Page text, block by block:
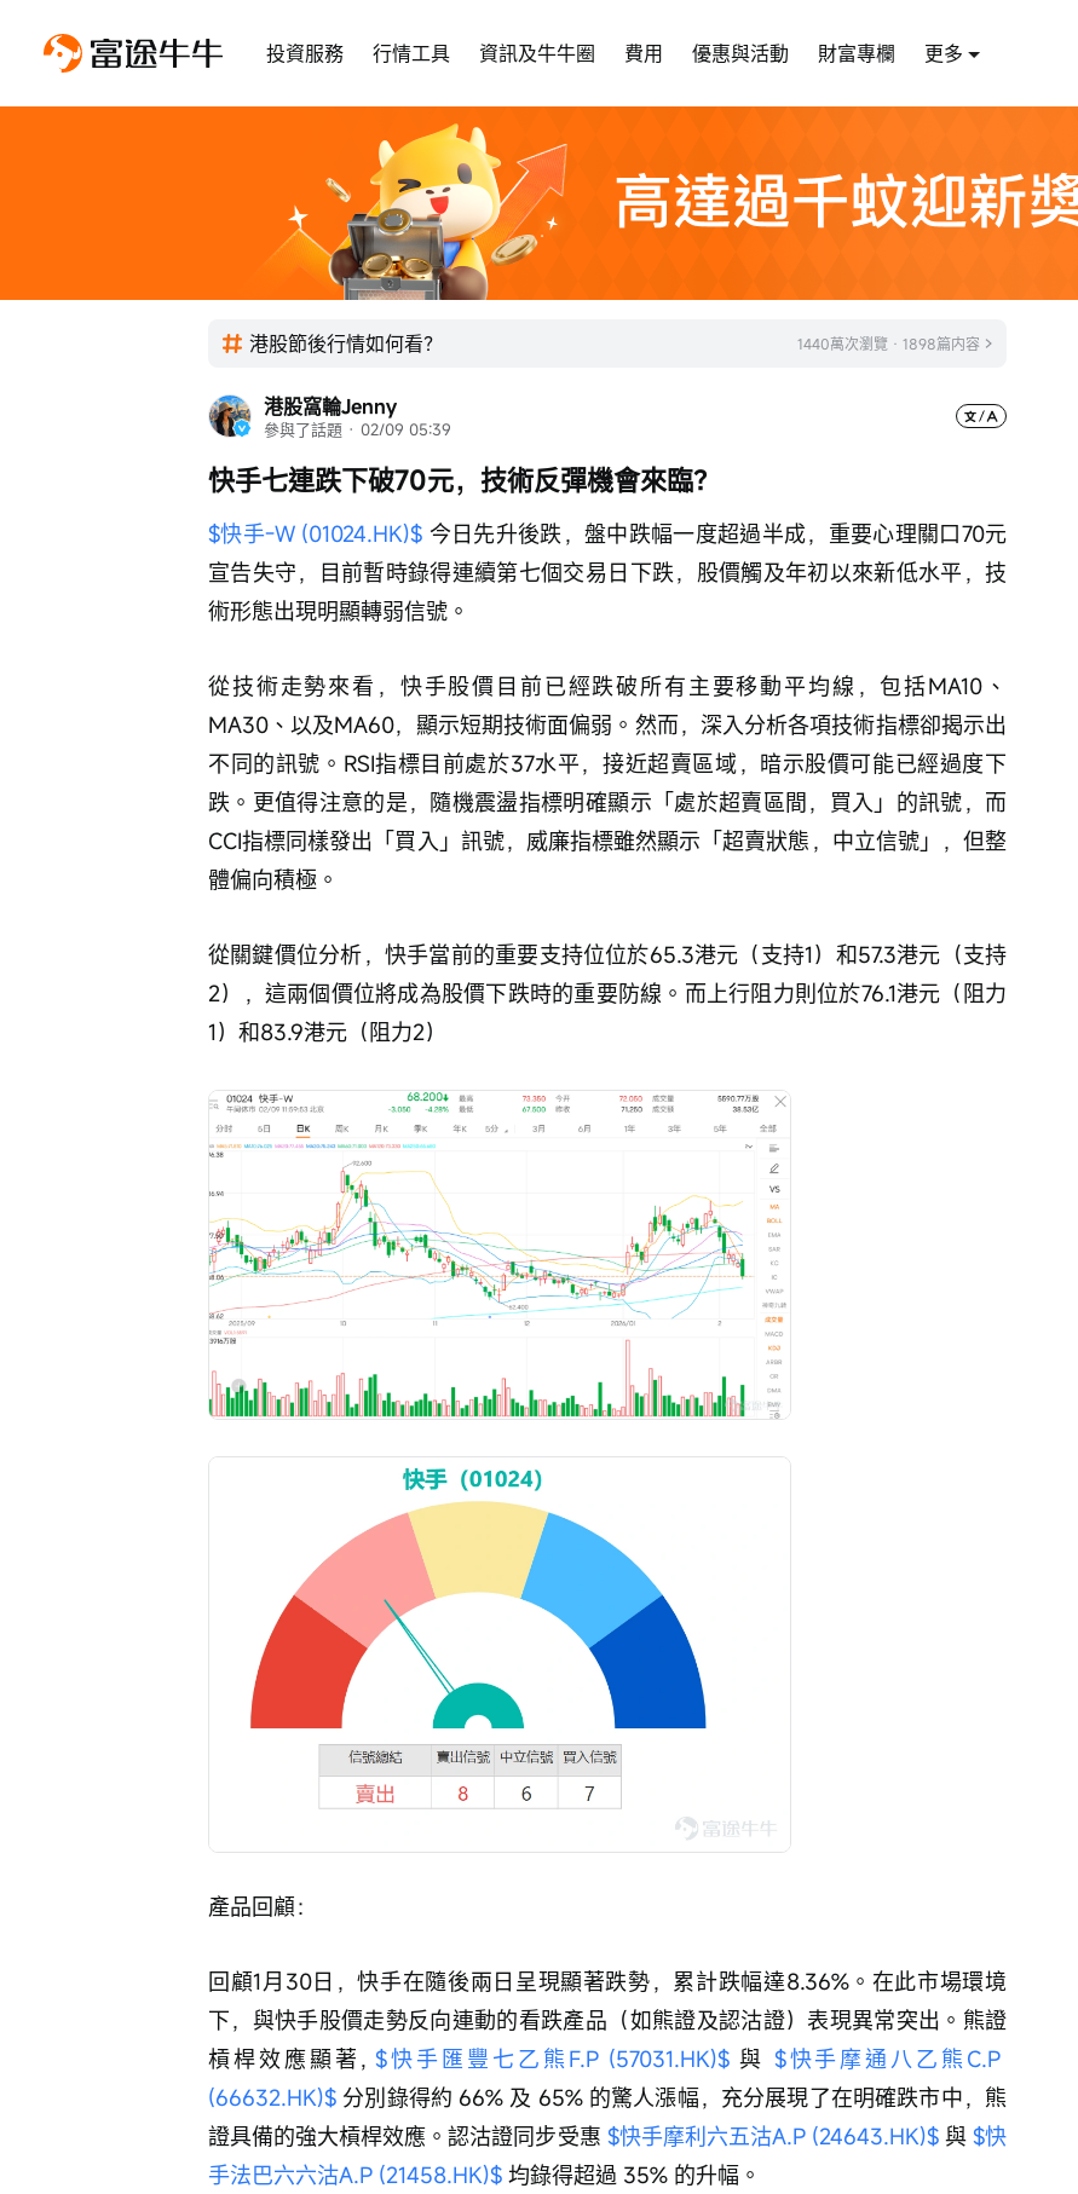
投資服務 行情工具 資訊及牛牛圈 費用 優惠與活動 財富專欄 更多
港股節後行情如何看？ 1440萬次瀏覽 · 1898篇内容
港股窩輪Jenny
參與了話題 · 02/09 05:39
快手七連跌下破70元，技術反彈機會來臨？
$快手-W (01024.HK)$ 今日先升後跌，盤中跌幅一度超過半成，重要心理關口70元
宣告失守，目前暫時錄得連續第七個交易日下跌，股價觸及年初以來新低水平，技
術形態出現明顯轉弱信號。
從技術走勢來看，快手股價目前已經跌破所有主要移動平均線，包括MA10、
MA30、以及MA60，顯示短期技術面偏弱。然而，深入分析各項技術指標卻揭示出
不同的訊號。RSI指標目前處於37水平，接近超賣區域，暗示股價可能已經過度下
跌。更值得注意的是，隨機震盪指標明確顯示「處於超賣區間，買入」的訊號，而
CCI指標同樣發出「買入」訊號，威廉指標雖然顯示「超賣狀態，中立信號」，但整
體偏向積極。
從關鍵價位分析，快手當前的重要支持位位於65.3港元（支持1）和57.3港元（支持
2），這兩個價位將成為股價下跌時的重要防線。而上行阻力則位於76.1港元（阻力
1）和83.9港元（阻力2）
產品回顧：
回顧1月30日，快手在隨後兩日呈現顯著跌勢，累計跌幅達8.36%。在此市場環境
下，與快手股價走勢反向連動的看跌產品（如熊證及認沽證）表現異常突出。熊證
槓桿效應顯著, $快手匯豐七乙熊F.P (57031.HK)$ 與 $快手摩通八乙熊C.P
(66632.HK)$ 分別錄得約 66% 及 65% 的驚人漲幅，充分展現了在明確跌市中，熊
證具備的強大槓桿效應。認沽證同步受惠 $快手摩利六五沽A.P (24643.HK)$ 與 $快
手法巴六六沽A.P (21458.HK)$ 均錄得超過 35% 的升幅。